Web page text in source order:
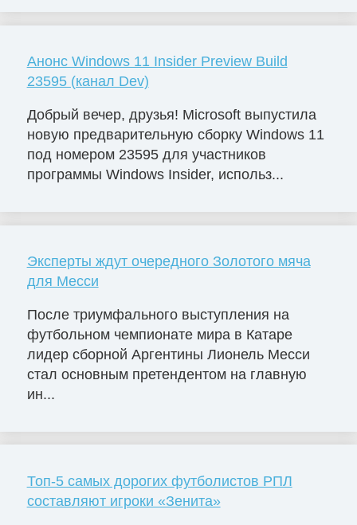
Анонс Windows 11 Insider Preview Build
23595 (канал Dev)
Добрый вечер, друзья! Microsoft выпустила
новую предварительную сборку Windows 11
под номером 23595 для участников
программы Windows Insider, использ...
Эксперты ждут очередного Золотого мяча
для Месси
После триумфального выступления на
футбольном чемпионате мира в Катаре
лидер сборной Аргентины Лионель Месси
стал основным претендентом на главную
ин...
Топ-5 самых дорогих футболистов РПЛ
составляют игроки «Зенита»